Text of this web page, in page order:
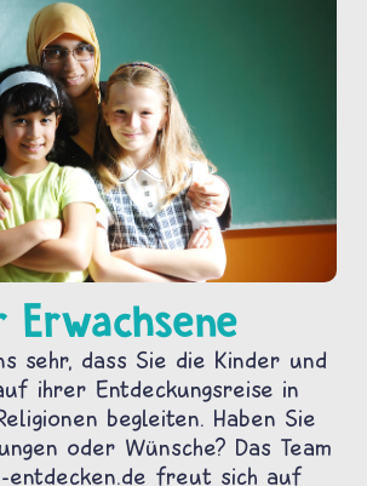
Erwachsene
sehr, dass Sie die Kinder und
ihrer Entdeckungsreise in
begleiten. Haben Sie
oder Wünsche? Das Team
entdecken.de freut sich auf